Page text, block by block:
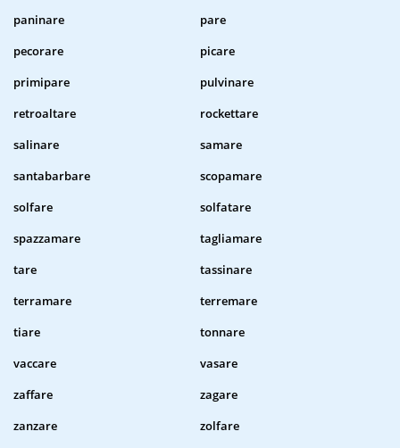
paninare
pare
pecorare
picare
primipare
pulvinare
retroaltare
rockettare
salinare
samare
santabarbare
scopamare
solfare
solfatare
spazzamare
tagliamare
tare
tassinare
terramare
terremare
tiare
tonnare
vaccare
vasare
zaffare
zagare
zanzare
zolfare